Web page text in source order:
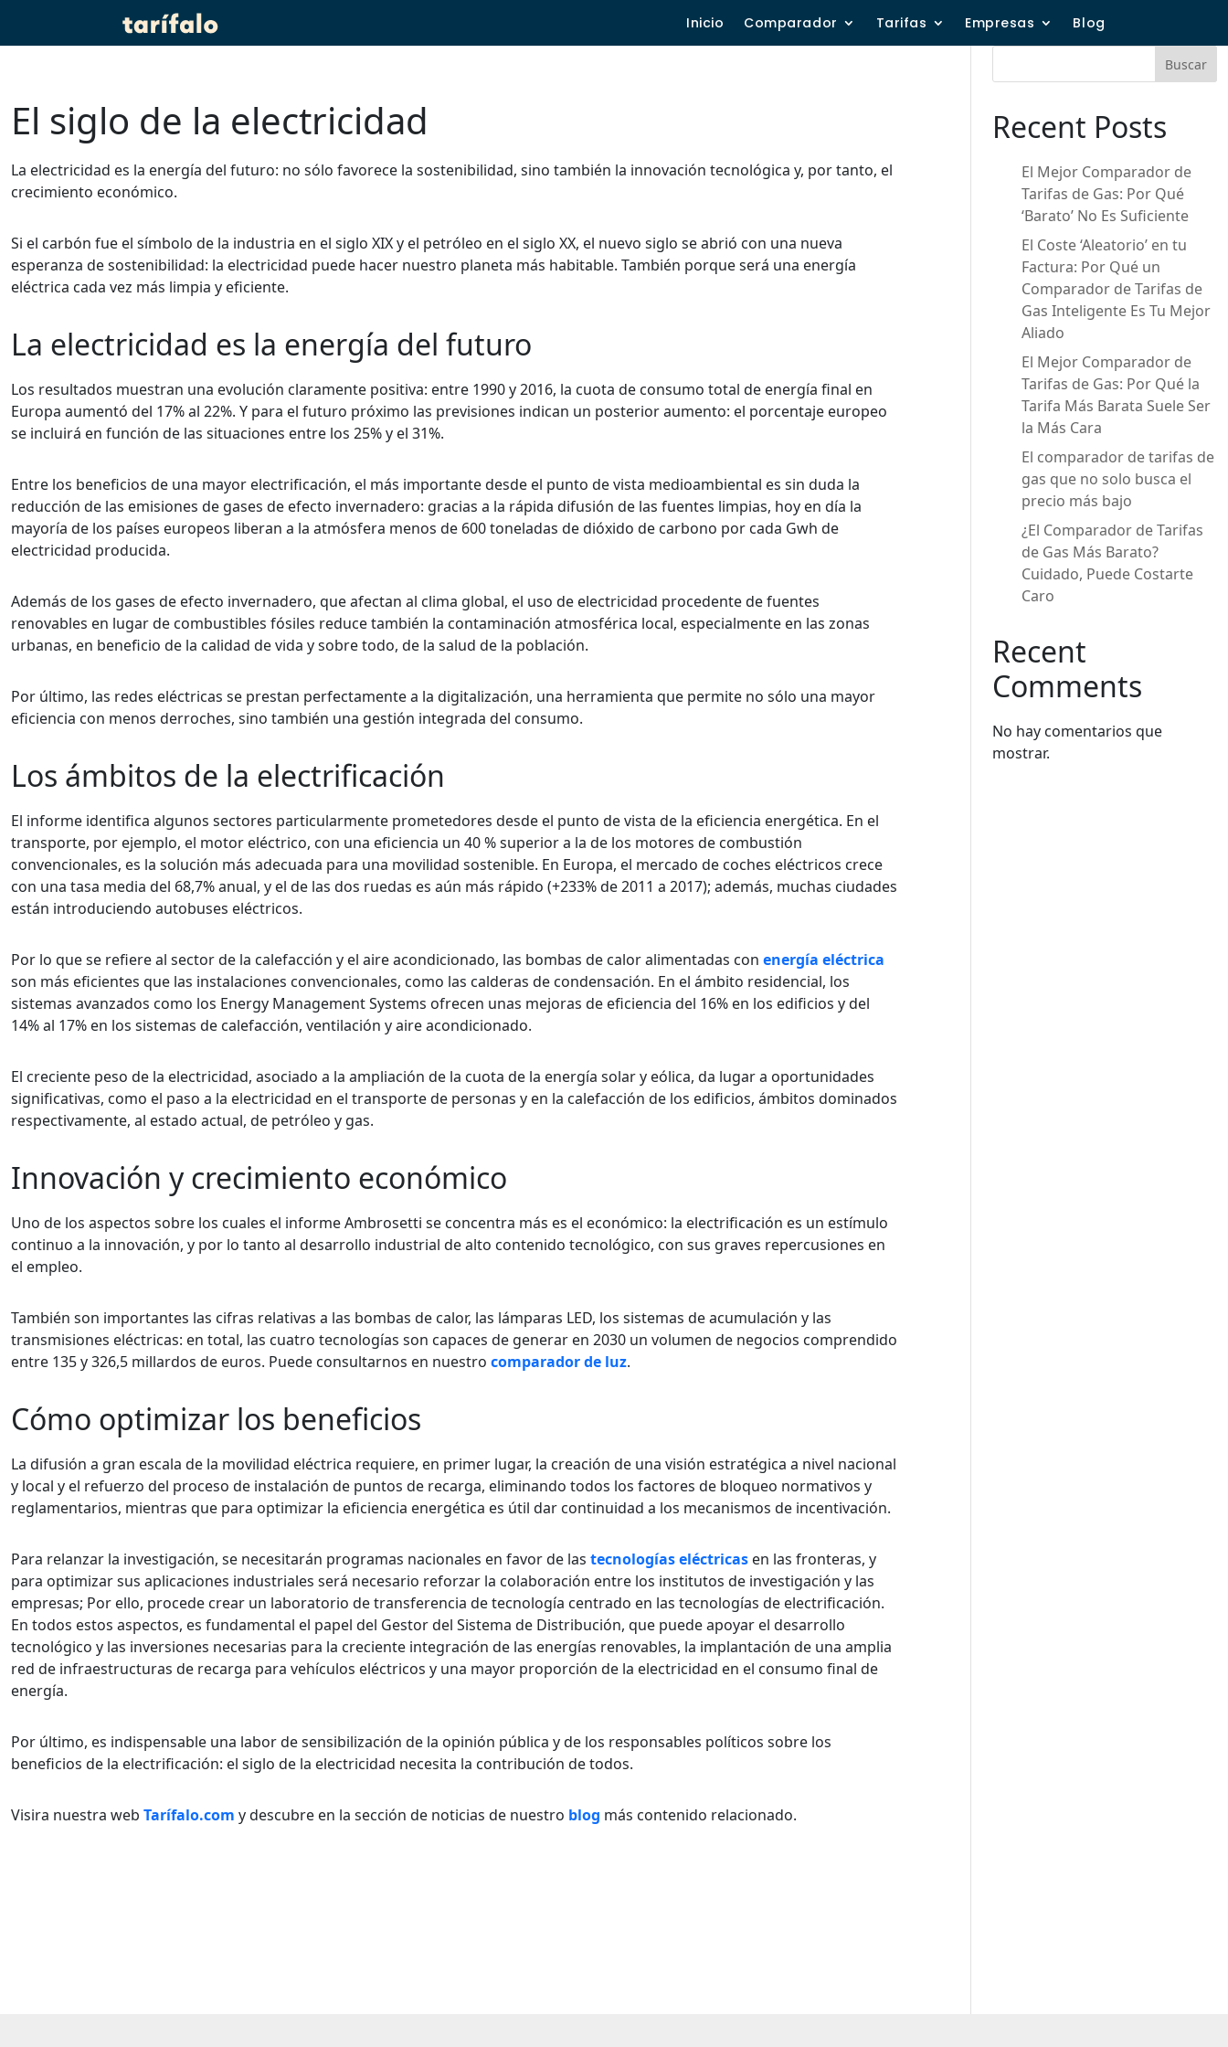
Inicio Comparador Tarifas Empresas Blog
El siglo de la electricidad
La electricidad es la energía del futuro: no sólo favorece la sostenibilidad, sino también la innovación tecnológica y, por tanto, el
crecimiento económico.
Si el carbón fue el símbolo de la industria en el siglo XIX y el petróleo en el siglo XX, el nuevo siglo se abrió con una nueva
esperanza de sostenibilidad: la electricidad puede hacer nuestro planeta más habitable. También porque será una energía
eléctrica cada vez más limpia y eficiente.
La electricidad es la energía del futuro
Los resultados muestran una evolución claramente positiva: entre 1990 y 2016, la cuota de consumo total de energía final en
Europa aumentó del 17% al 22%. Y para el futuro próximo las previsiones indican un posterior aumento: el porcentaje europeo
se incluirá en función de las situaciones entre los 25% y el 31%.
Entre los beneficios de una mayor electrificación, el más importante desde el punto de vista medioambiental es sin duda la
reducción de las emisiones de gases de efecto invernadero: gracias a la rápida difusión de las fuentes limpias, hoy en día la
mayoría de los países europeos liberan a la atmósfera menos de 600 toneladas de dióxido de carbono por cada Gwh de
electricidad producida.
Además de los gases de efecto invernadero, que afectan al clima global, el uso de electricidad procedente de fuentes
renovables en lugar de combustibles fósiles reduce también la contaminación atmosférica local, especialmente en las zonas
urbanas, en beneficio de la calidad de vida y sobre todo, de la salud de la población.
Por último, las redes eléctricas se prestan perfectamente a la digitalización, una herramienta que permite no sólo una mayor
eficiencia con menos derroches, sino también una gestión integrada del consumo.
Los ámbitos de la electrificación
El informe identifica algunos sectores particularmente prometedores desde el punto de vista de la eficiencia energética. En el
transporte, por ejemplo, el motor eléctrico, con una eficiencia un 40 % superior a la de los motores de combustión
convencionales, es la solución más adecuada para una movilidad sostenible. En Europa, el mercado de coches eléctricos crece
con una tasa media del 68,7% anual, y el de las dos ruedas es aún más rápido (+233% de 2011 a 2017); además, muchas ciudades
están introduciendo autobuses eléctricos.
Por lo que se refiere al sector de la calefacción y el aire acondicionado, las bombas de calor alimentadas con energía eléctrica
son más eficientes que las instalaciones convencionales, como las calderas de condensación. En el ámbito residencial, los
sistemas avanzados como los Energy Management Systems ofrecen unas mejoras de eficiencia del 16% en los edificios y del
14% al 17% en los sistemas de calefacción, ventilación y aire acondicionado.
El creciente peso de la electricidad, asociado a la ampliación de la cuota de la energía solar y eólica, da lugar a oportunidades
significativas, como el paso a la electricidad en el transporte de personas y en la calefacción de los edificios, ámbitos dominados
respectivamente, al estado actual, de petróleo y gas.
Innovación y crecimiento económico
Uno de los aspectos sobre los cuales el informe Ambrosetti se concentra más es el económico: la electrificación es un estímulo
continuo a la innovación, y por lo tanto al desarrollo industrial de alto contenido tecnológico, con sus graves repercusiones en
el empleo.
También son importantes las cifras relativas a las bombas de calor, las lámparas LED, los sistemas de acumulación y las
transmisiones eléctricas: en total, las cuatro tecnologías son capaces de generar en 2030 un volumen de negocios comprendido
entre 135 y 326,5 millardos de euros. Puede consultarnos en nuestro comparador de luz.
Cómo optimizar los beneficios
La difusión a gran escala de la movilidad eléctrica requiere, en primer lugar, la creación de una visión estratégica a nivel nacional
y local y el refuerzo del proceso de instalación de puntos de recarga, eliminando todos los factores de bloqueo normativos y
reglamentarios, mientras que para optimizar la eficiencia energética es útil dar continuidad a los mecanismos de incentivación.
Para relanzar la investigación, se necesitarán programas nacionales en favor de las tecnologías eléctricas en las fronteras, y
para optimizar sus aplicaciones industriales será necesario reforzar la colaboración entre los institutos de investigación y las
empresas; Por ello, procede crear un laboratorio de transferencia de tecnología centrado en las tecnologías de electrificación.
En todos estos aspectos, es fundamental el papel del Gestor del Sistema de Distribución, que puede apoyar el desarrollo
tecnológico y las inversiones necesarias para la creciente integración de las energías renovables, la implantación de una amplia
red de infraestructuras de recarga para vehículos eléctricos y una mayor proporción de la electricidad en el consumo final de
energía.
Por último, es indispensable una labor de sensibilización de la opinión pública y de los responsables políticos sobre los
beneficios de la electrificación: el siglo de la electricidad necesita la contribución de todos.
Visira nuestra web Tarífalo.com y descubre en la sección de noticias de nuestro blog más contenido relacionado.
Buscar
Recent Posts
El Mejor Comparador de
Tarifas de Gas: Por Qué
‘Barato’ No Es Suficiente
El Coste ‘Aleatorio’ en tu
Factura: Por Qué un
Comparador de Tarifas de
Gas Inteligente Es Tu Mejor
Aliado
El Mejor Comparador de
Tarifas de Gas: Por Qué la
Tarifa Más Barata Suele Ser
la Más Cara
El comparador de tarifas de
gas que no solo busca el
precio más bajo
¿El Comparador de Tarifas
de Gas Más Barato?
Cuidado, Puede Costarte
Caro
Recent
Comments
No hay comentarios que
mostrar.